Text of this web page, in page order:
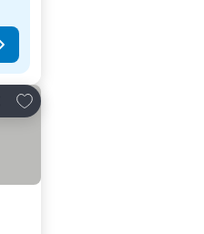
Lisää suosikkeihin